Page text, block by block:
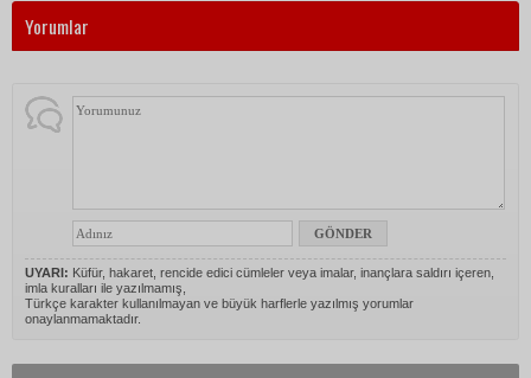
Yorumlar
UYARI: Küfür, hakaret, rencide edici cümleler veya imalar, inançlara saldırı içeren,
imla kuralları ile yazılmamış,
Türkçe karakter kullanılmayan ve büyük harflerle yazılmış yorumlar
onaylanmamaktadır.